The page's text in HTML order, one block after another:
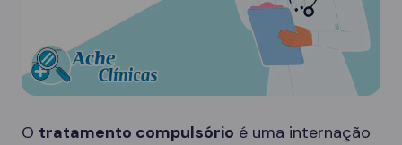
O tratamento compulsório é uma internação